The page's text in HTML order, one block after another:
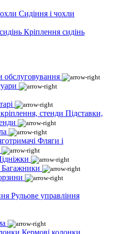
Сидіння і чохли
Кріплення сидінь
обслуговування
Підставки,
Фляги і
Багажники
Рульове управління
Кермові колонки